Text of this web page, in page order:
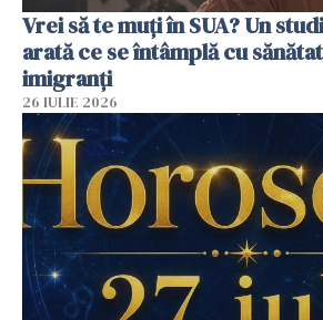
Vrei să te muți în SUA? Un
arată ce se întâmplă cu
imigranți
26 IULIE 2026